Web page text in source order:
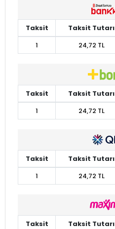
Taksit Taksit Tutarı
1
24,72 TL
Taksit Taksit Tutarı
1
24,72 TL
Taksit Taksit Tutarı
1
24,72 TL
Taksit Taksit Tutarı